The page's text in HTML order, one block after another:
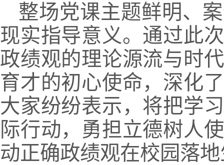
整场党课主题鲜明、
现实指导意义。通过此
政绩观的理论源流与时
育才的初心使命，深化
大家纷纷表示，将把学
际行动，勇担立德树人
动正确政绩观在校园落